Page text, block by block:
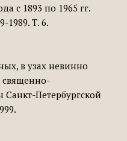
с 1893 по 1965 гг.
1989. Т. 6.
в узах невинно
священно-
Петербургской